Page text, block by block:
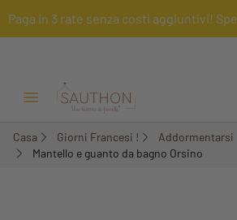
Paga in 3 rate senza costi aggiuntivi!
Menu Apri/Chiudi
Casa Giorni Francesi !
Addormentarsi
Mantello e guanto da bagno Orsino
-14%